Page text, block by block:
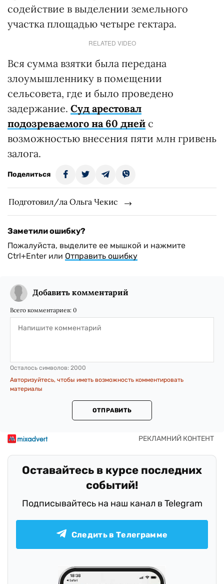
содействие в выделении земельного
участка площадью четыре гектара.
RELATED VIDEO
Вся сумма взятки была передана
злоумышленнику в помещении
сельсовета, где и было проведено
задержание. Суд арестовал
подозреваемого на 60 дней с
возможностью внесения пяти млн гривень
залога.
Поделиться
Подготовил/ла Ольга Чекис
Заметили ошибку?
Пожалуйста, выделите ее мышкой и нажмите
Ctrl+Enter или Отправить ошибку
Добавить комментарий
Всего комментариев: 0
Осталось символов: 2000
Авторизуйтесь, чтобы иметь возможность комментировать
материалы
ОТПРАВИТЬ
Оставайтесь в курсе последних
событий!
Подписывайтесь на наш канал в Telegram
Следить в Телеграмме